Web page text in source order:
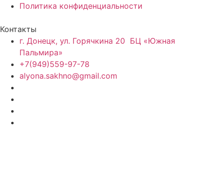
Политика конфиденциальности
Контакты
г. Донецк, ул. Горячкина 20 БЦ «Южная
Пальмира»
+7(949)559-97-78
alyona.sakhno@gmail.com